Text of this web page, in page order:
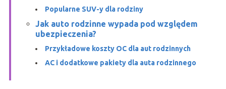
Popularne SUV-y dla rodziny
Jak auto rodzinne wypada pod względem
ubezpieczenia?
Przykładowe koszty OC dla aut rodzinnych
AC i dodatkowe pakiety dla auta rodzinnego